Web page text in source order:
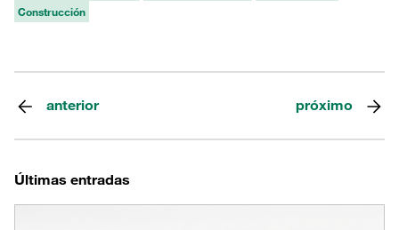
Construcción
anterior próximo
Últimas entradas